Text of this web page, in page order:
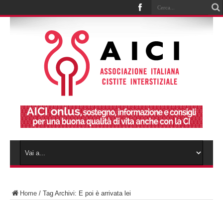
Home / Tag Archivi: E poi è arrivata lei